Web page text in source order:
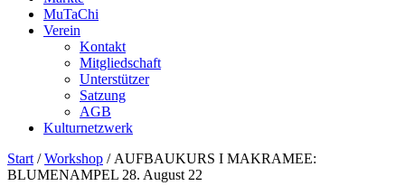
MuTaChi
Verein
Kontakt
Mitgliedschaft
Unterstützer
Satzung
AGB
Kulturnetzwerk
Start /Workshop / AUFBAUKURS I MAKRAMEE:
BLUMENAMPEL 28. August 22